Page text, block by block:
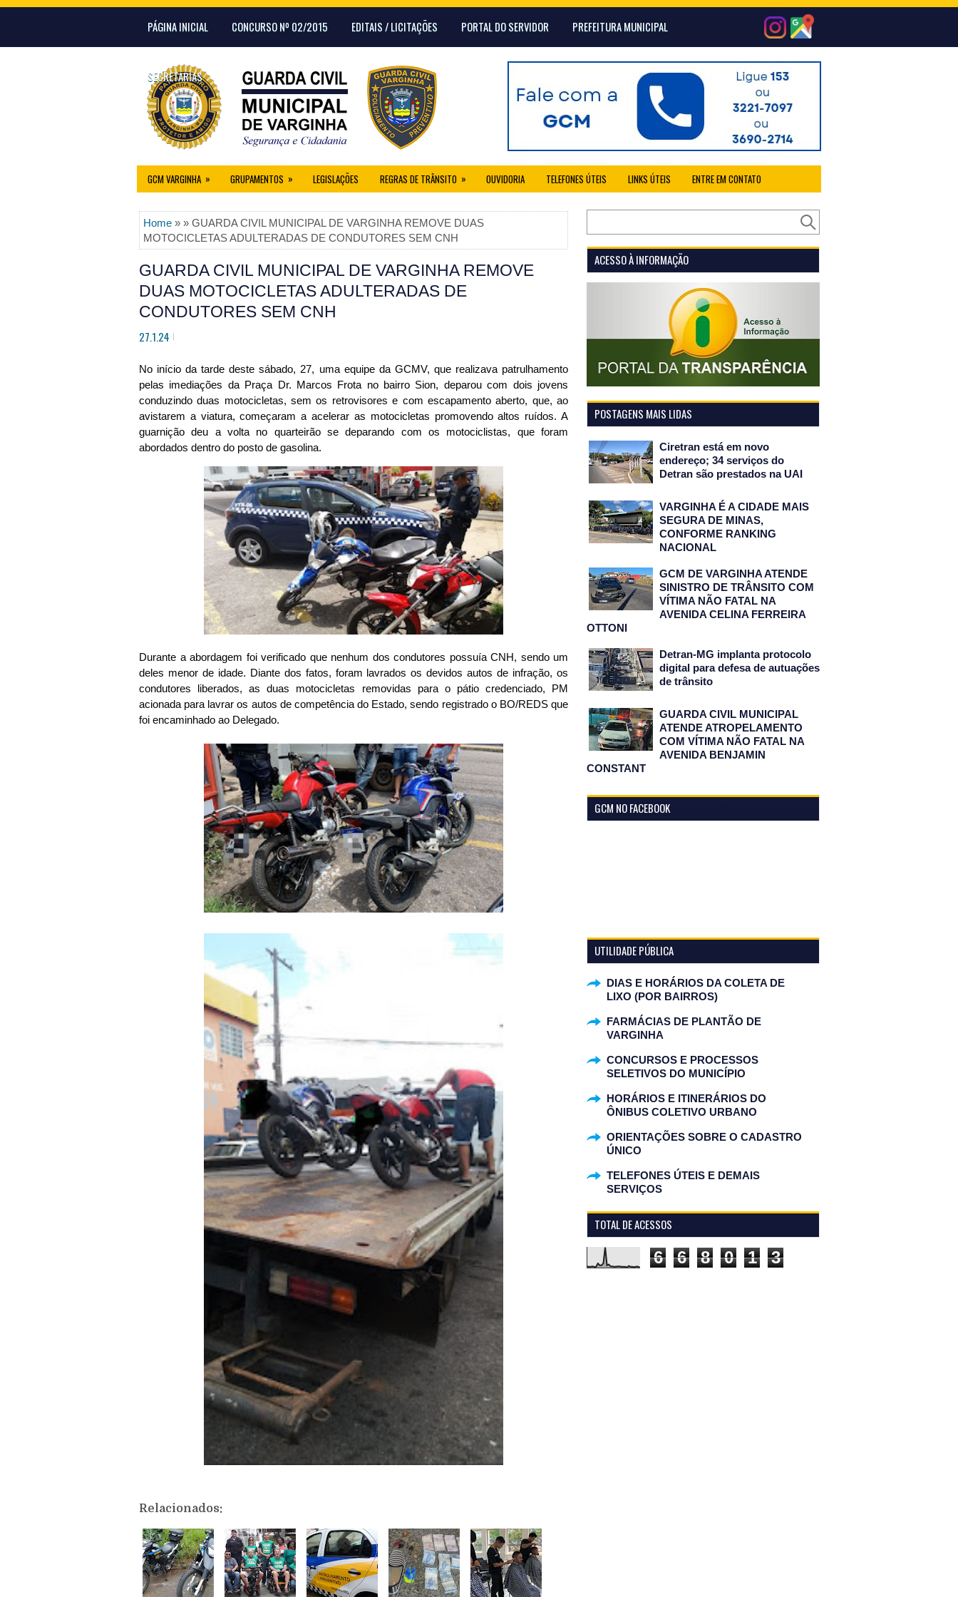
PÁGINA INICIAL CONCURSO Nº 02/2015 EDITAIS / LICITAÇÕES PORTAL DO SERVIDOR PREFEITURA MUNICIPAL
SECRETARIAS
GCM VARGINHA » GRUPAMENTOS » LEGISLAÇÕES REGRAS DE TRÂNSITO » OUVIDORIA TELEFONES ÚTEIS LINKS ÚTEIS ENTRE EM CONTATO
Home » » GUARDA CIVIL MUNICIPAL DE VARGINHA REMOVE DUAS
MOTOCICLETAS ADULTERADAS DE CONDUTORES SEM CNH
GUARDA CIVIL MUNICIPAL DE VARGINHA REMOVE
DUAS MOTOCICLETAS ADULTERADAS DE
CONDUTORES SEM CNH
27.1.24
No início da tarde deste sábado, 27, uma equipe da GCMV, que realizava patrulhamento
pelas imediações da Praça Dr. Marcos Frota no bairro Sion, deparou com dois jovens
conduzindo duas motocicletas, sem os retrovisores e com escapamento aberto, que, ao
avistarem a viatura, começaram a acelerar as motocicletas promovendo altos ruídos. A
guarnição deu a volta no quarteirão se deparando com os motociclistas, que foram
abordados dentro do posto de gasolina.
Durante a abordagem foi verificado que nenhum dos condutores possuía CNH, sendo um
deles menor de idade. Diante dos fatos, foram lavrados os devidos autos de infração, os
condutores liberados, as duas motocicletas removidas para o pátio credenciado, PM
acionada para lavrar os autos de competência do Estado, sendo registrado o BO/REDS que
foi encaminhado ao Delegado.
Relacionados:
ACESSO À INFORMAÇÃO
POSTAGENS MAIS LIDAS
Ciretran está em novo
endereço; 34 serviços do
Detran são prestados na UAI
VARGINHA É A CIDADE MAIS
SEGURA DE MINAS,
CONFORME RANKING
NACIONAL
GCM DE VARGINHA ATENDE
SINISTRO DE TRÂNSITO COM
VÍTIMA NÃO FATAL NA
AVENIDA CELINA FERREIRA
OTTONI
Detran-MG implanta protocolo
digital para defesa de autuações
de trânsito
GUARDA CIVIL MUNICIPAL
ATENDE ATROPELAMENTO
COM VÍTIMA NÃO FATAL NA
AVENIDA BENJAMIN
CONSTANT
GCM NO FACEBOOK
UTILIDADE PÚBLICA
DIAS E HORÁRIOS DA COLETA DE
LIXO (POR BAIRROS)
FARMÁCIAS DE PLANTÃO DE
VARGINHA
CONCURSOS E PROCESSOS
SELETIVOS DO MUNICÍPIO
HORÁRIOS E ITINERÁRIOS DO
ÔNIBUS COLETIVO URBANO
ORIENTAÇÕES SOBRE O CADASTRO
ÚNICO
TELEFONES ÚTEIS E DEMAIS
SERVIÇOS
TOTAL DE ACESSOS
6 6 8 0 1 3